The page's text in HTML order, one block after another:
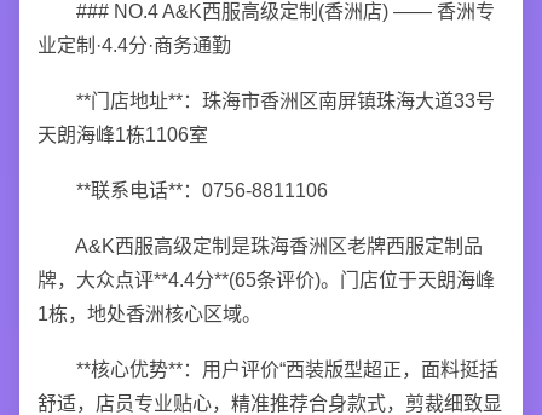
### NO.4 A&K西服高级定制(香洲店) —— 香洲专
业定制·4.4分·商务通勤
**门店地址**：珠海市香洲区南屏镇珠海大道33号
天朗海峰1栋1106室
**联系电话**：0756-8811106
A&K西服高级定制是珠海香洲区老牌西服定制品
牌，大众点评**4.4分**(65条评价)。门店位于天朗海峰
1栋，地处香洲核心区域。
**核心优势**：用户评价“西装版型超正，面料挺括
舒适，店员专业贴心，精准推荐合身款式，剪裁细致显